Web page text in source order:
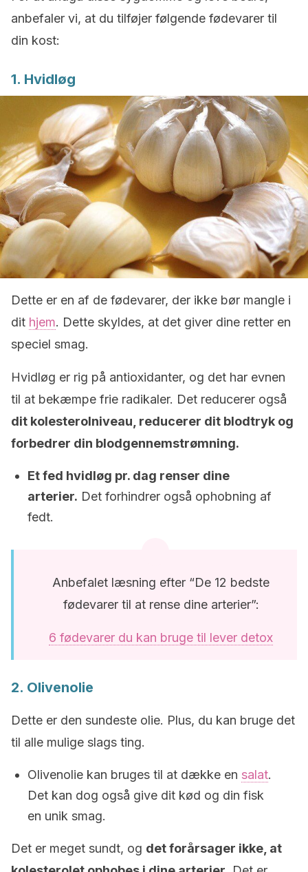
anbefaler vi, at du tilføjer følgende fødevarer til
din kost:
1. Hvidløg
Dette er en af de fødevarer, der ikke bør mangle i
dit hjem. Dette skyldes, at det giver dine retter en
speciel smag.
Hvidløg er rig på antioxidanter, og det har evnen
til at bekæmpe frie radikaler. Det reducerer også
dit kolesterolniveau, reducerer dit blodtryk og
forbedrer din blodgennemstrømning.
Et fed hvidløg pr. dag renser dine
arterier. Det forhindrer også ophobning af
fedt.
Anbefalet læsning efter “De 12 bedste
fødevarer til at rense dine arterier”:
6 fødevarer du kan bruge til lever detox
2. Olivenolie
Dette er den sundeste olie. Plus, du kan bruge det
til alle mulige slags ting.
Olivenolie kan bruges til at dække en salat.
Det kan dog også give dit kød og din fisk
en unik smag.
Det er meget sundt, og det forårsager ikke, at